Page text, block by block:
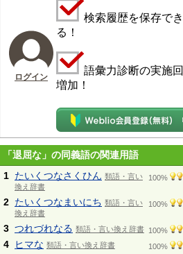
ログイン
検索履歴を保存でき
る！
語彙力診断の実施
増加！
「退屈な」の同義語の関連用語
1 たいくつなさくひん 類語・言い
換え辞書
100%
2 たいくつなまいにち 類語・言い
換え辞書
100%
3 つれづれなる 類語・言い換え辞書 100%
4 ヒマな 類語・言い換え辞書 100%